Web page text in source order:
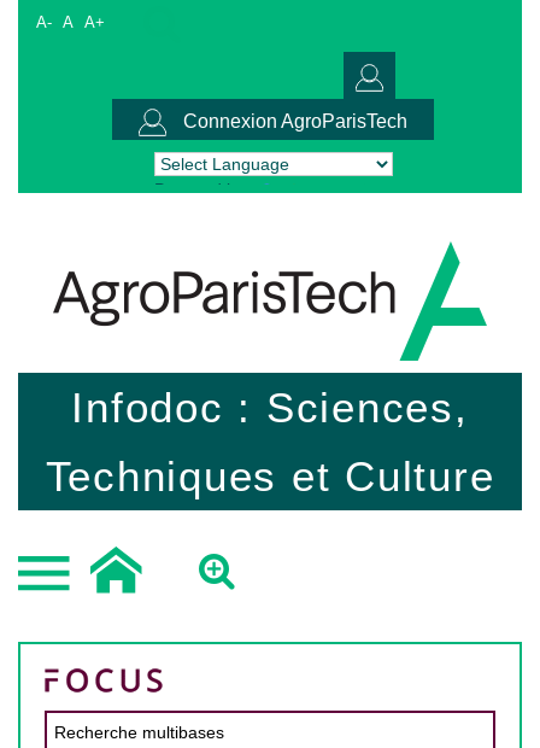
A- A A+
Connexion AgroParisTech
Powered by Translate
Infodoc : Sciences,
Techniques et Culture